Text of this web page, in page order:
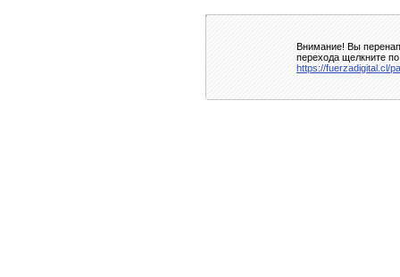
Внимание! Вы
перехода щелкните
https://fuerzadigital.cl/